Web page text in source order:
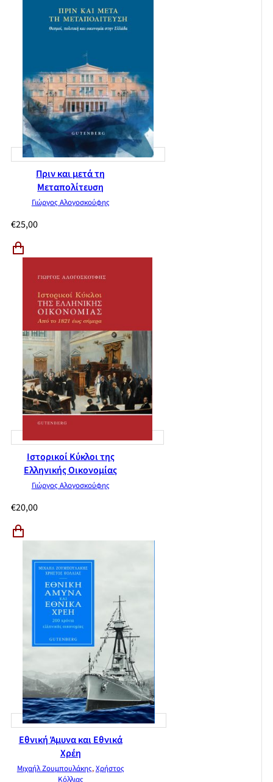
Πριν και μετά τη
Μεταπολίτευση
Γιώργος Αλογοσκούφης
€25,00
Ιστορικοί Κύκλοι της
Ελληνικής Οικονομίας
Γιώργος Αλογοσκούφης
€20,00
Εθνική Άμυνα και Εθνικά
Χρέη
Μιχαήλ Ζουμπουλάκης,Χρήστος
Κόλλιας